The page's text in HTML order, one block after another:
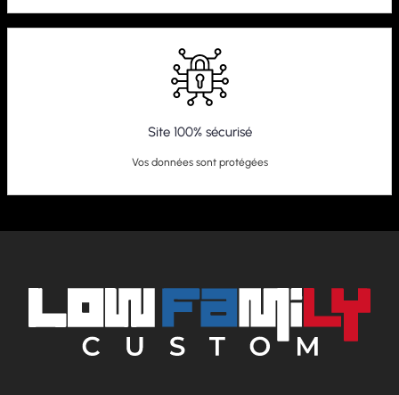
Site 100% sécurisé
Vos données sont protégées